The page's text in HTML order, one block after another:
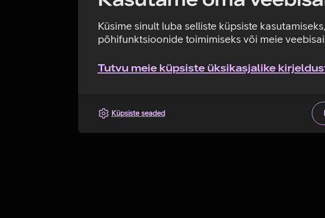
Küsime sinult luba selliste küpsiste
põhifunktsioonide toimimiseks või meie
Tutvu meie küpsiste üksikasjalike
Küpsiste seaded